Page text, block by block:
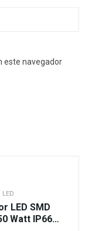
este navegador
LED
LED SMD
Watt IP66